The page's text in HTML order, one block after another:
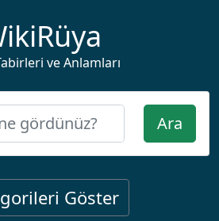
ve Anlamları
Ara
Göster